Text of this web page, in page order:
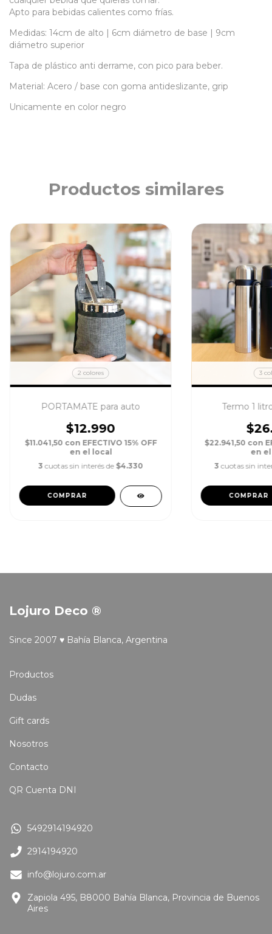
Apto para bebidas calientes como frías.
Medidas: 14cm de alto | 6cm diámetro de base | 9cm
diámetro superior
Tapa de plástico anti derrame, con pico para beber.
Material: Acero / base con goma antideslizante, grip
Unicamente en color negro
Productos similares
2 colores
PORTAMATE para auto
$12.990
$11.041,50 con EFECTIVO 15% OFF
en el local
3 cuotas sin interés de $4.330
COMPRAR
3
Termo 1
$22.941,50 con
en
3 cuotas sin
COMPRAR
Lojuro Deco ®
Since 2007 ♥ Bahía Blanca, Argentina
Productos
Dudas
Gift cards
Nosotros
Contacto
QR Cuenta DNI
5492914194920
2914194920
info@lojuro.com.ar
Zapiola 495, B8000 Bahía Blanca, Provincia de Buenos
Aires